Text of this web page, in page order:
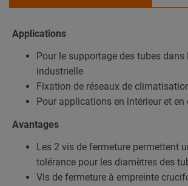
Applications
Pour le supportage des tubes
industrielle
Fixation de réseaux de
Pour applications en intérieur et en
Avantages
Les 2 vis de fermeture permettent
tolérance pour les diamètres des
Vis de fermeture à empreinte